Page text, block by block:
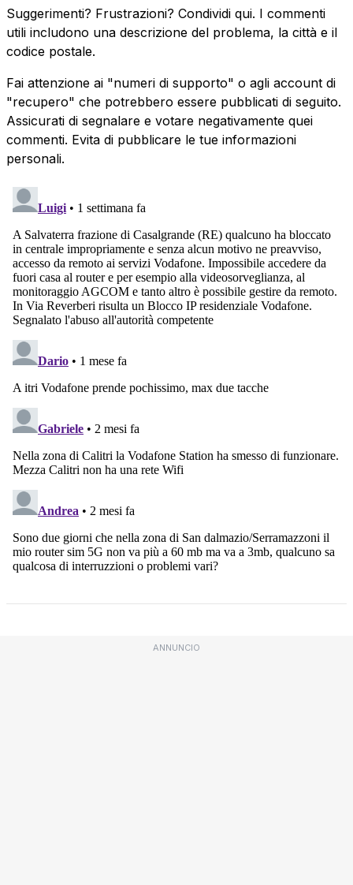
Suggerimenti? Frustrazioni? Condividi qui. I commenti
utili includono una descrizione del problema, la città e il
codice postale.
Fai attenzione ai "numeri di supporto" o agli account di
"recupero" che potrebbero essere pubblicati di seguito.
Assicurati di segnalare e votare negativamente quei
commenti. Evita di pubblicare le tue informazioni
personali.
ANNUNCIO